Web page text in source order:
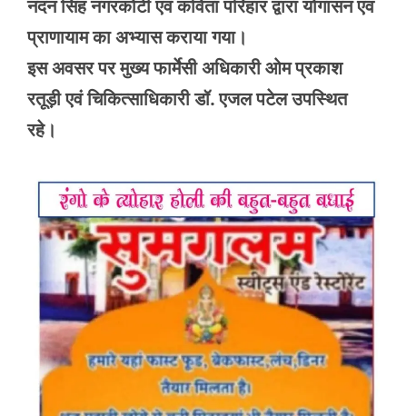
नंदन सिंह नगरकोटी एवं कविता परिहार द्वारा योगासन एवं
प्राणायाम का अभ्यास कराया गया।
इस अवसर पर मुख्य फार्मेसी अधिकारी ओम प्रकाश
रतूड़ी एवं चिकित्साधिकारी डॉ. एजल पटेल उपस्थित
रहे।